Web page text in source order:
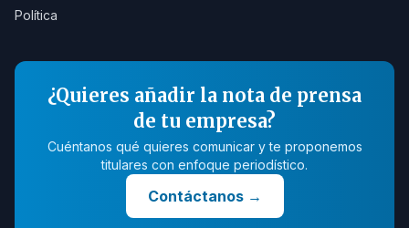
Política
¿Quieres añadir la nota de prensa
de tu empresa?
Cuéntanos qué quieres comunicar y te proponemos
titulares con enfoque periodístico.
Contáctanos→